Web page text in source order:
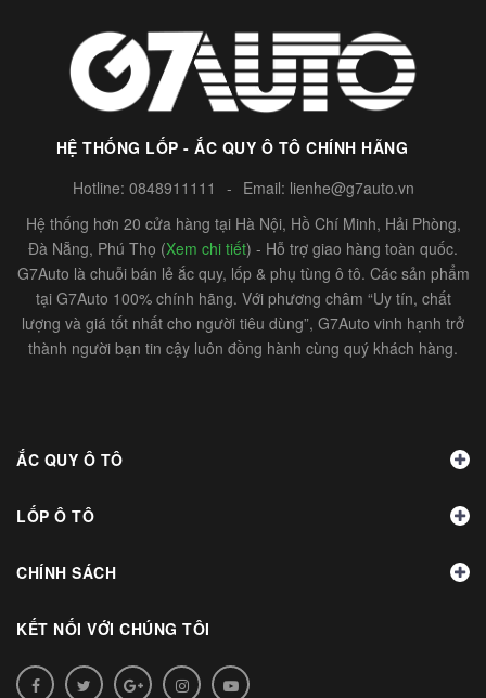
HỆ THỐNG LỐP - ẮC QUY Ô TÔ CHÍNH HÃNG
Hotline: 0848911111 - Email: lienhe@g7auto.vn
Hệ thống hơn 20 cửa hàng tại Hà Nội, Hồ Chí Minh, Hải Phòng,
Đà Nẵng, Phú Thọ (Xem chi tiết) - Hỗ trợ giao hàng toàn quốc.
G7Auto là chuỗi bán lẻ ắc quy, lốp & phụ tùng ô tô. Các sản phẩm
tại G7Auto 100% chính hãng. Với phương châm “Uy tín, chất
lượng và giá tốt nhất cho người tiêu dùng”, G7Auto vinh hạnh trở
thành người bạn tin cậy luôn đồng hành cùng quý khách hàng.
ẮC QUY Ô TÔ
LỐP Ô TÔ
CHÍNH SÁCH
KẾT NỐI VỚI CHÚNG TÔI